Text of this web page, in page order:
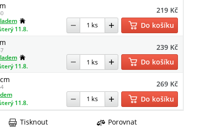
219 Kč
11.8.
Do košíku
239 Kč
11.8.
Do košíku
269 Kč
11.8.
Do košíku
Porovnat
Tisknout